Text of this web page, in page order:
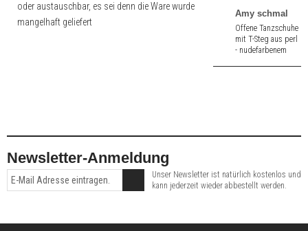
oder austauschbar, es sei denn die Ware wurde
mangelhaft geliefert
aus schwarz
Samtziege und
einem gold/metallic
8,0 cm hohem
Absatz.
Amy schmal
Offene Tanzschuhe
mit T-Steg aus perl
- nudefarbenem
Newsletter-Anmeldung
Unser Newsletter ist natürlich kostenlos und
kann jederzeit wieder abbestellt werden.